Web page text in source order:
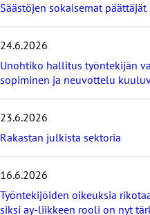
a
v
i
i
m
e
i
m
t
b
l
Säästöjen sokaisemat
24.6.2026
Unohtiko hallitus työntekijän
sopiminen ja neuvottelu
23.6.2026
Rakastan julkista sektoria
16.6.2026
Työntekijöiden oikeuksia
siksi ay-liikkeen rooli on nyt